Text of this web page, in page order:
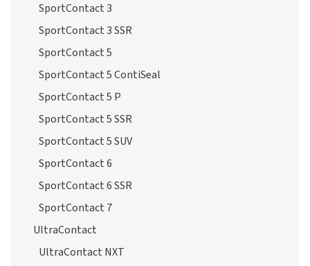
SportContact 3
SportContact 3 SSR
SportContact 5
SportContact 5 ContiSeal
SportContact 5 P
SportContact 5 SSR
SportContact 5 SUV
SportContact 6
SportContact 6 SSR
SportContact 7
UltraContact
UltraContact NXT